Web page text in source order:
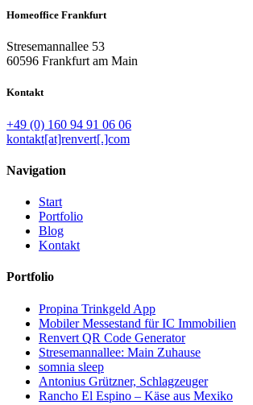
Homeoffice Frankfurt
Stresemannallee 53
60596 Frankfurt am Main
Kontakt
+49 (0) 160 94 91 06 06
kontakt[at]renvert[.]com
Navigation
Start
Portfolio
Blog
Kontakt
Portfolio
Propina Trinkgeld App
Mobiler Messestand für IC Immobilien
Renvert QR Code Generator
Stresemannallee: Main Zuhause
somnia sleep
Antonius Grützner, Schlagzeuger
Rancho El Espino – Käse aus Mexiko